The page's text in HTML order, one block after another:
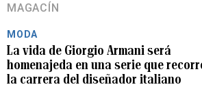
MAGACÍN
MODA
La vida de Giorgio Armani será
homenajeda en una serie que
la carrera del diseñador italiano